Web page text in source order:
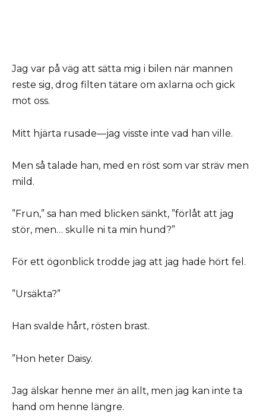
Jag var på väg att sätta mig i bilen när mannen
reste sig, drog filten tätare om axlarna och gick
mot oss.
Mitt hjärta rusade—jag visste inte vad han ville.
Men så talade han, med en röst som var sträv men
mild.
”Frun,” sa han med blicken sänkt, ”förlåt att jag
stör, men… skulle ni ta min hund?”
För ett ögonblick trodde jag att jag hade hört fel.
”Ursäkta?”
Han svalde hårt, rösten brast.
”Hon heter Daisy.
Jag älskar henne mer än allt, men jag kan inte ta
hand om henne längre.